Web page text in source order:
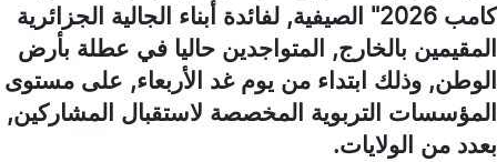
كامب 2026" الصيفية, لفائدة أبناء الجالية الجزائرية
المقيمين بالخارج, المتواجدين حاليا في عطلة بأرض
الوطن, وذلك ابتداء من يوم غد الأربعاء, على مستوى
المؤسسات التربوية المخصصة لاستقبال المشاركين,
بعدد من الولايات.